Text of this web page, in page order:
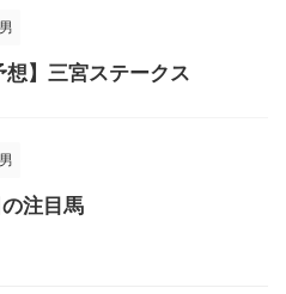
想】三宮ステークス
注目馬